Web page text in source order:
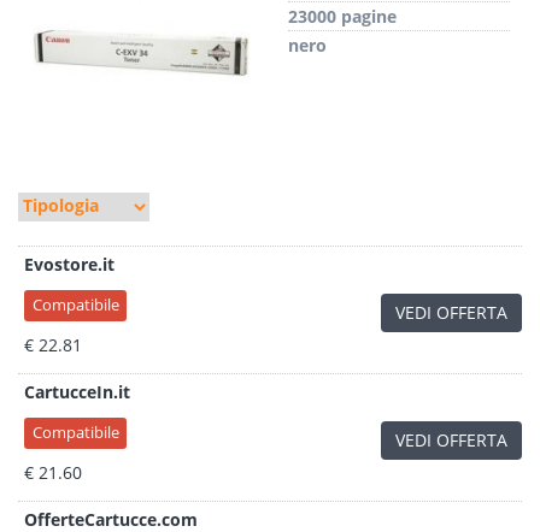
23000 pagine
nero
Evostore.it
Compatibile
€ 22.81
VEDI OFFERTA
CartucceIn.it
Compatibile
€ 21.60
VEDI OFFERTA
OfferteCartucce.com